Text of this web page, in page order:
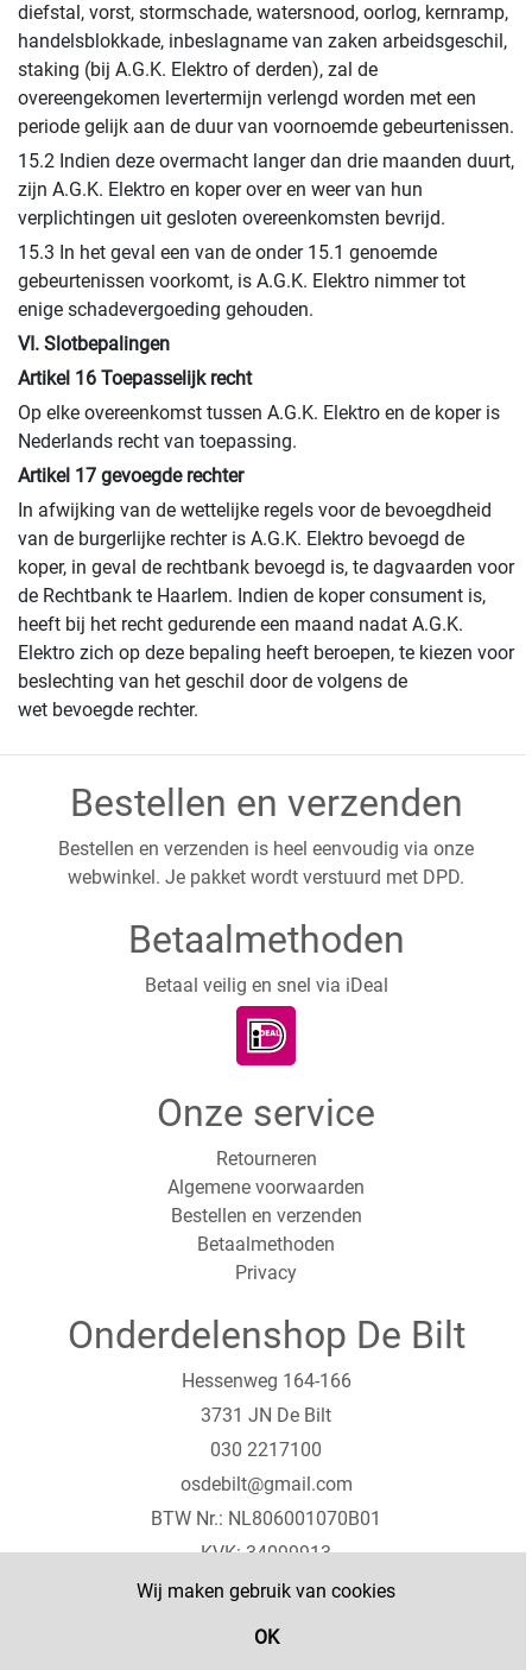
Wij maken gebruik van cookies
OK
diefstal, vorst, stormschade, watersnood, oorlog, kernramp,
handelsblokkade, inbeslagname van zaken arbeidsgeschil,
staking (bij A.G.K. Elektro of derden), zal de
overeengekomen levertermijn verlengd worden met een
periode gelijk aan de duur van voornoemde gebeurtenissen.
15.2 Indien deze overmacht langer dan drie maanden duurt,
zijn A.G.K. Elektro en koper over en weer van hun
verplichtingen uit gesloten overeenkomsten bevrijd.
15.3 In het geval een van de onder 15.1 genoemde
gebeurtenissen voorkomt, is A.G.K. Elektro nimmer tot
enige schadevergoeding gehouden.
VI. Slotbepalingen
Artikel 16 Toepasselijk recht
Op elke overeenkomst tussen A.G.K. Elektro en de koper is
Nederlands recht van toepassing.
Artikel 17 gevoegde rechter
In afwijking van de wettelijke regels voor de bevoegdheid
van de burgerlijke rechter is A.G.K. Elektro bevoegd de
koper, in geval de rechtbank bevoegd is, te dagvaarden voor
de Rechtbank te Haarlem. Indien de koper consument is,
heeft bij het recht gedurende een maand nadat A.G.K.
Elektro zich op deze bepaling heeft beroepen, te kiezen voor
beslechting van het geschil door de volgens de
wet bevoegde rechter.
Bestellen en verzenden
Bestellen en verzenden is heel eenvoudig via onze
webwinkel. Je pakket wordt verstuurd met DPD.
Betaalmethoden
Betaal veilig en snel via iDeal
Onze service
Retourneren
Algemene voorwaarden
Bestellen en verzenden
Betaalmethoden
Privacy
Onderdelenshop De Bilt
Hessenweg 164-166
3731 JN De Bilt
030 2217100
osdebilt@gmail.com
BTW Nr.: NL806001070B01
KVK: 34099913
IBAN: NL22RABO156333589